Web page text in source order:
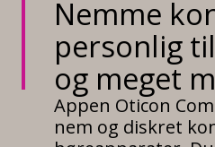
Nemme
personlig
og meget
Appen Oticon
nem og diskret